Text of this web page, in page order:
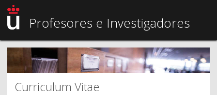
Profesores e Investigadores
Curriculum Vitae